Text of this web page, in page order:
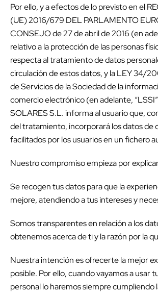
Por ello, y a efectos de lo previsto en el
(UE) 2016/679 DEL PARLAMENTO
CONSEJO de 27 de abril de 2016 (en
relativo a la protección de las personas
respecta al tratamiento de datos
circulación de estos datos, y la LEY 34/
de Servicios de la Sociedad de la
comercio electrónico (en adelante,
SOLARES S.L. informa al usuario que,
del tratamiento, incorporará los datos de
facilitados por los usuarios en un fichero
Nuestro compromiso empieza por
Se recogen tus datos para que la
mejore, atendiendo a tus intereses y
Somos transparentes en relación a los
obtenemos acerca de ti y la razón por la
Nuestra intención es ofrecerte la mejor
posible. Por ello, cuando vayamos a usar
personal lo haremos siempre cumpliendo